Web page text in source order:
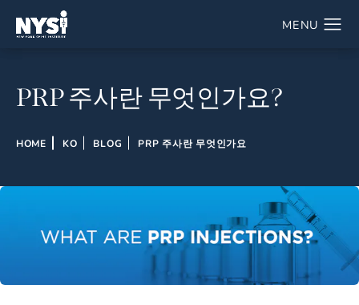
PRP 주사란 무엇인가요?
HOME KO BLOG PRP 주사란 무엇인가요